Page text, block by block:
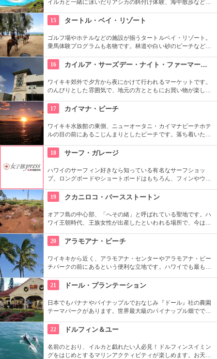
イルカと一緒に泳いだりアシカの餌付け体験、海中散歩など、
ヌイグルミやTシャツなどオリジナルグッズも人気です。
15 タートル・ベイ・リゾート
ゴルフ場やホテルなどの施設が揃うタートルベイ・リゾート。
乗馬体験プログラムも名物です。林道や白い砂のビーチなど、
暮れ時のビーチを巡る乗馬プログラムもあります。
16 カイルア・サーズデー・ナイト・ファーマーズ・マーケット
ワイキキ郊外で夕方から夜にかけて行われるマーケットです。
のんびりとした雰囲気で、地元の方とともにお買い物が楽しめ
ワイ産のおいしいグルメが勢ぞろい。ちょうど、早めのディナ
ーに利用できそうですね。
17 カイマナ・ビーチ
ワイキキ水族館の東側、ニューオータニ・カイマナビーチホテ
ルの目の前にあるこじんまりとしたビーチです。落ち着いた雰
すぐ横には終戦記念プールもあります。
18 サーフ・ガレージ
ハワイのサーフィン好きなら知っている有名なサーフショッ
プ。ロングボードやショートボードはもちろん、フィンやウェ
や保管も行っています。
19 クカニロコ・バースストートン
オアフ島の中心部、「へその緒」と呼ばれている聖地です。ハ
ワイ王朝時代、王族女性が出産したといわれる場所で、今は子
くさんのエネルギーを浴びて帰ってくださいね。
20 アラモアナ・ビーチ
ワイキキから近く、アラモアナ・センターやアラモアナ・ビー
チパークの前にあるという便利な立地です。ハワイでも最も美
はバーベキューやピクニックをしている人も見られます。
21 ドール・プランテーション
日本でもバナナやパイナップルでおなじみ『ドール』社の農園
テーマパークがあります。世界最大級のパイナップル畑ででき
めるアトラクションがあります。カワイイお土産もいっぱい。
22 ドルフィン＆ユー
名前のとおり、イルカと戯れたい人必見！ドルフィンスイミン
グをはじめとするマリンアクティビティが楽しめます。お天気